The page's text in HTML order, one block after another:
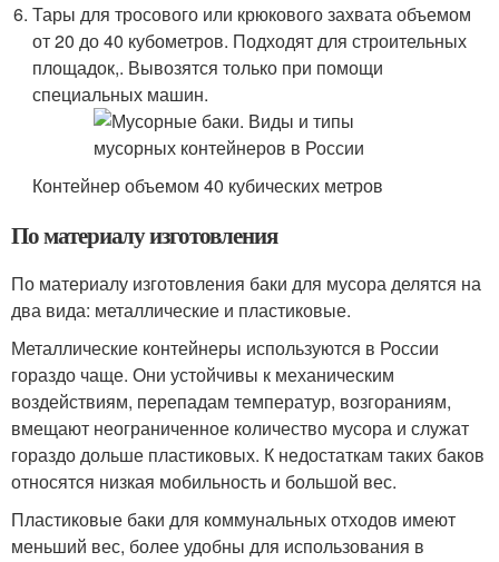
Тары для тросового или крюкового захвата объемом
от 20 до 40 кубометров. Подходят для строительных
площадок,. Вывозятся только при помощи
специальных машин.
Контейнер объемом 40 кубических метров
По материалу изготовления
По материалу изготовления баки для мусора делятся на
два вида: металлические и пластиковые.
Металлические контейнеры используются в России
гораздо чаще. Они устойчивы к механическим
воздействиям, перепадам температур, возгораниям,
вмещают неограниченное количество мусора и служат
гораздо дольше пластиковых. К недостаткам таких баков
относятся низкая мобильность и большой вес.
Пластиковые баки для коммунальных отходов имеют
меньший вес, более удобны для использования в